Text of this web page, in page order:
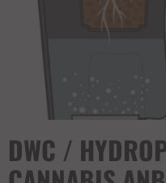
DWC /